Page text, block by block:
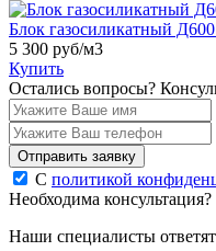
Блок газосиликатный
5 300 руб/м3
Купить
Остались вопросы?
Отправить заявку
С политикой
Необходима консультация?
Наши специалисты